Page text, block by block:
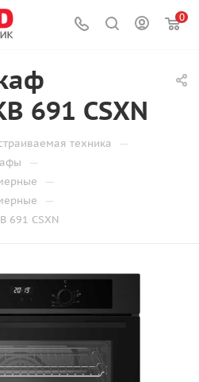
0
691 CSXN
техника —
—
—
—
691 CSXN